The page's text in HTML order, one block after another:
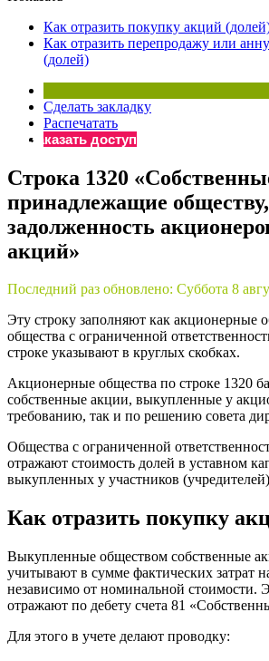
Бератор
«Практическая энциклопедия
Материалы электронного журнала
«Нормативные акты для
Материалы электронного журнала
«Практическая бухгалтерия»
Онлайн-сервисы «Учетная
Просто заполните форму, и мы
Как отразить покупку акций
Как отразить перепродажу или
(долей)
Сделать закладку
Распечатать
Заказать доступ
Строка 1320
принадлежащие обществу,
задолженность
акций»
Последний раз обновлено: Суббота 8
Эту строку заполняют как акционерные
общества с ограниченной
строке указывают в круглых скобках.
Акционерные общества по строке 1320
собственные акции, выкупленные у
требованию, так и по решению совета
Общества с ограниченной
отражают стоимость долей в уставном
выкупленных у участников
Как отразить покупку
Выкупленные обществом собственные
учитывают в сумме фактических затрат
независимо от номинальной стоимости.
отражают по дебету счета 81
Для этого в учете делают проводку: